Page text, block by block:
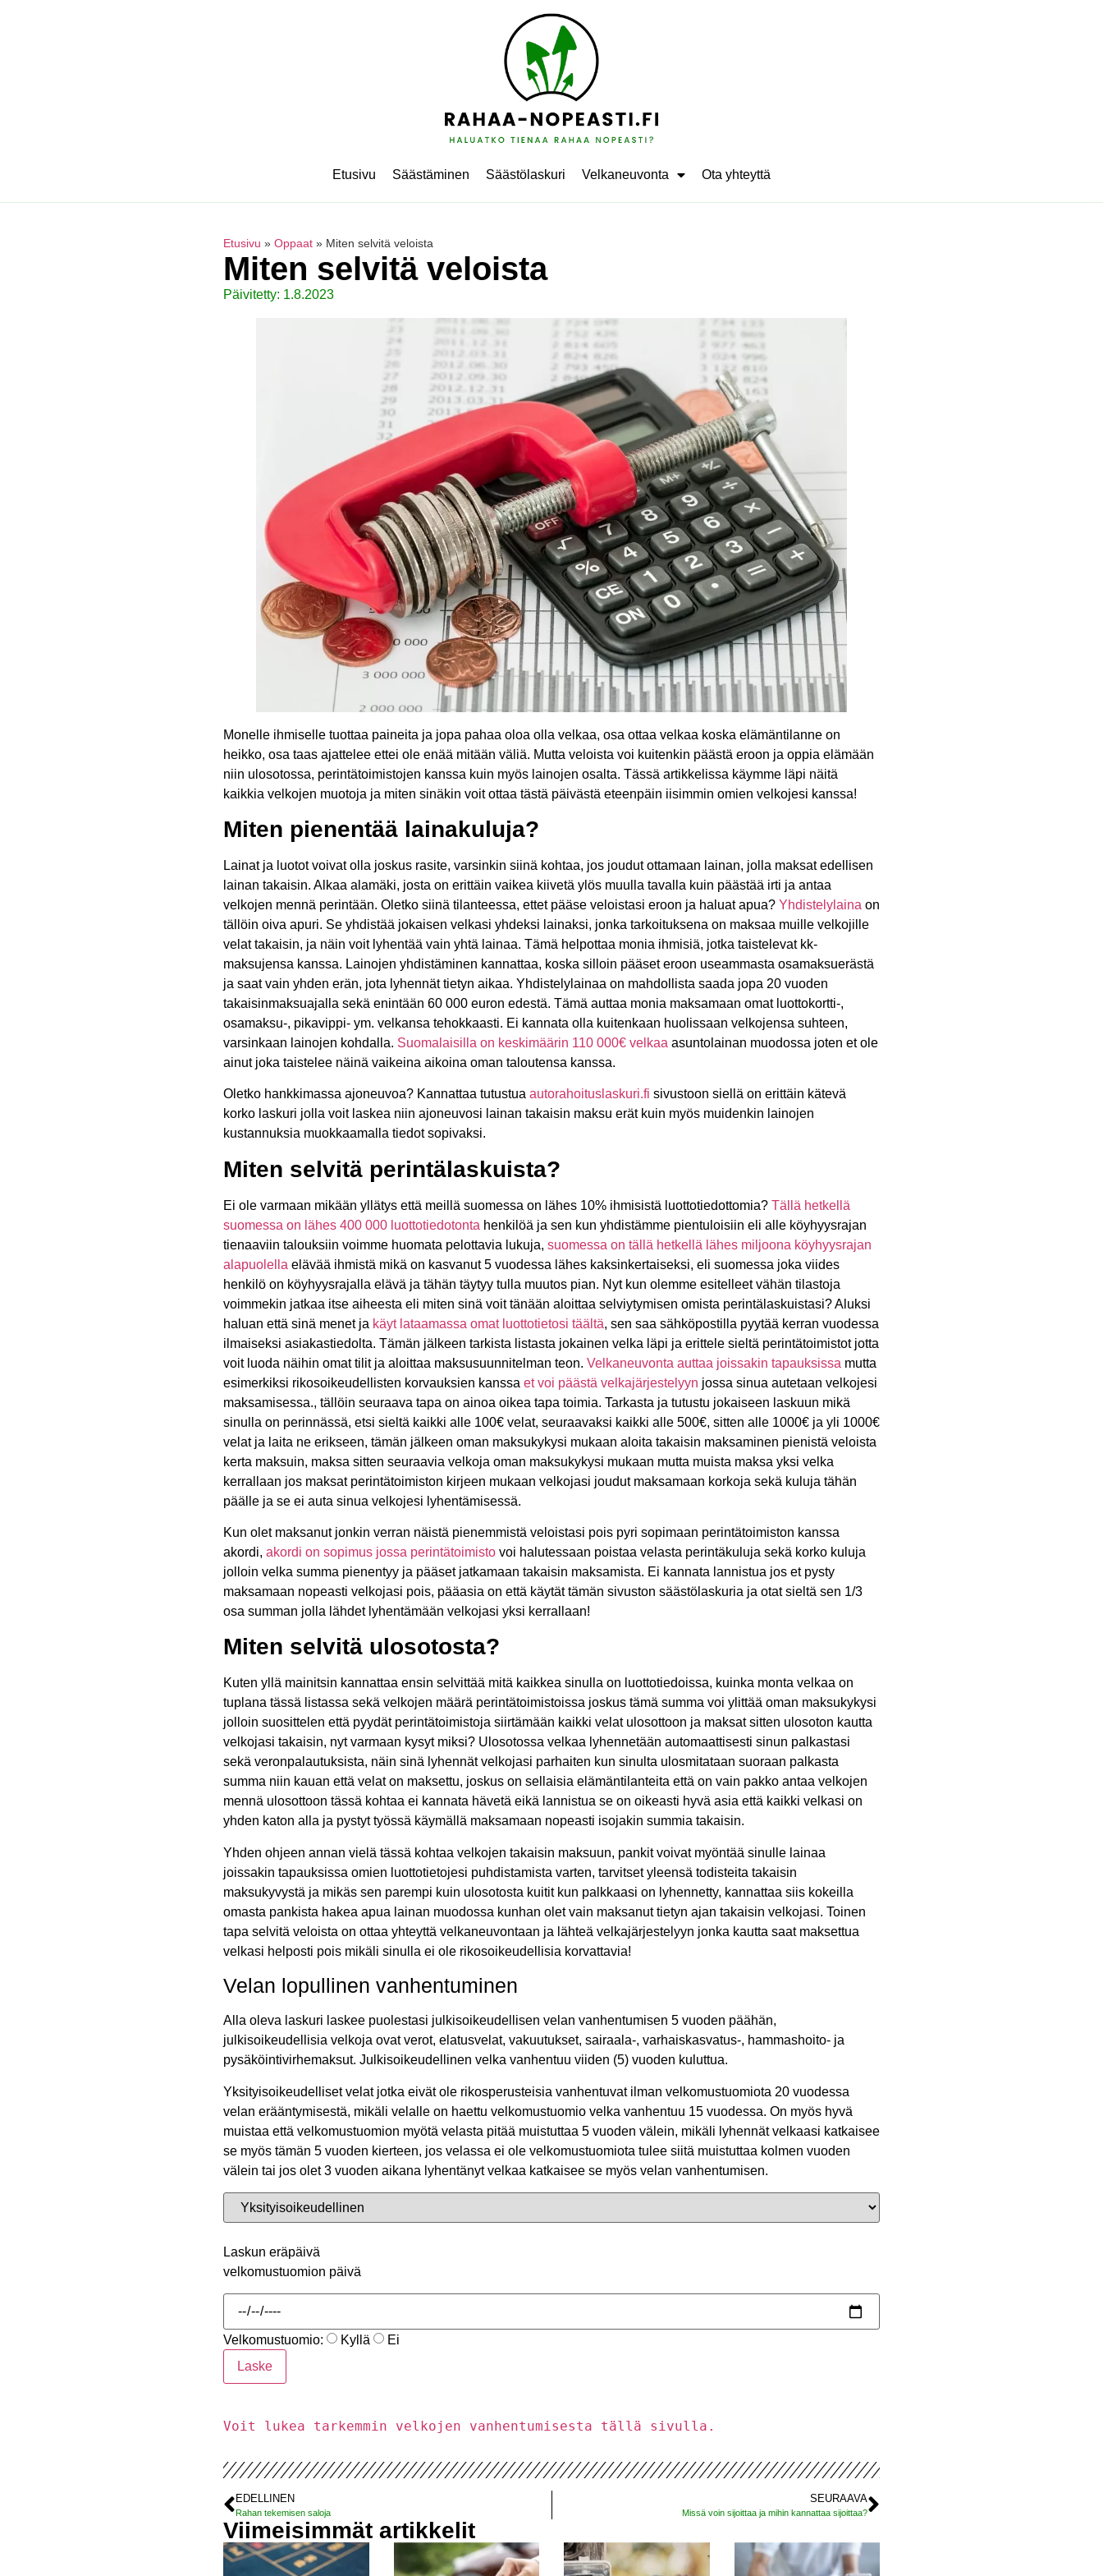
Etusivu Säästäminen Säästölaskuri Velkaneuvonta Ota yhteyttä
Etusivu » Oppaat » Miten selvitä veloista
Miten selvitä veloista
Päivitetty: 1.8.2023
Monelle ihmiselle tuottaa paineita ja jopa pahaa oloa olla velkaa, osa ottaa velkaa koska elämäntilanne on
heikko, osa taas ajattelee ettei ole enää mitään väliä. Mutta veloista voi kuitenkin päästä eroon ja oppia elämään
niin ulosotossa, perintätoimistojen kanssa kuin myös lainojen osalta. Tässä artikkelissa käymme läpi näitä
kaikkia velkojen muotoja ja miten sinäkin voit ottaa tästä päivästä eteenpäin iisimmin omien velkojesi kanssa!
Miten pienentää lainakuluja?
Lainat ja luotot voivat olla joskus rasite, varsinkin siinä kohtaa, jos joudut ottamaan lainan, jolla maksat edellisen
lainan takaisin. Alkaa alamäki, josta on erittäin vaikea kiivetä ylös muulla tavalla kuin päästää irti ja antaa
velkojen mennä perintään. Oletko siinä tilanteessa, ettet pääse veloistasi eroon ja haluat apua? Yhdistelylaina on
tällöin oiva apuri. Se yhdistää jokaisen velkasi yhdeksi lainaksi, jonka tarkoituksena on maksaa muille velkojille
velat takaisin, ja näin voit lyhentää vain yhtä lainaa. Tämä helpottaa monia ihmisiä, jotka taistelevat kk-
maksujensa kanssa. Lainojen yhdistäminen kannattaa, koska silloin pääset eroon useammasta osamaksuerästä
ja saat vain yhden erän, jota lyhennät tietyn aikaa. Yhdistelylainaa on mahdollista saada jopa 20 vuoden
takaisinmaksuajalla sekä enintään 60 000 euron edestä. Tämä auttaa monia maksamaan omat luottokortti-,
osamaksu-, pikavippi- ym. velkansa tehokkaasti. Ei kannata olla kuitenkaan huolissaan velkojensa suhteen,
varsinkaan lainojen kohdalla. Suomalaisilla on keskimäärin 110 000€ velkaa asuntolainan muodossa joten et ole
ainut joka taistelee näinä vaikeina aikoina oman taloutensa kanssa.
Oletko hankkimassa ajoneuvoa? Kannattaa tutustua autorahoituslaskuri.fi sivustoon siellä on erittäin kätevä
korko laskuri jolla voit laskea niin ajoneuvosi lainan takaisin maksu erät kuin myös muidenkin lainojen
kustannuksia muokkaamalla tiedot sopivaksi.
Miten selvitä perintälaskuista?
Ei ole varmaan mikään yllätys että meillä suomessa on lähes 10% ihmisistä luottotiedottomia? Tällä hetkellä
suomessa on lähes 400 000 luottotiedotonta henkilöä ja sen kun yhdistämme pientuloisiin eli alle köyhyysrajan
tienaaviin talouksiin voimme huomata pelottavia lukuja, suomessa on tällä hetkellä lähes miljoona köyhyysrajan
alapuolella elävää ihmistä mikä on kasvanut 5 vuodessa lähes kaksinkertaiseksi, eli suomessa joka viides
henkilö on köyhyysrajalla elävä ja tähän täytyy tulla muutos pian. Nyt kun olemme esitelleet vähän tilastoja
voimmekin jatkaa itse aiheesta eli miten sinä voit tänään aloittaa selviytymisen omista perintälaskuistasi? Aluksi
haluan että sinä menet ja käyt lataamassa omat luottotietosi täältä, sen saa sähköpostilla pyytää kerran vuodessa
ilmaiseksi asiakastiedolta. Tämän jälkeen tarkista listasta jokainen velka läpi ja erittele sieltä perintätoimistot jotta
voit luoda näihin omat tilit ja aloittaa maksusuunnitelman teon. Velkaneuvonta auttaa joissakin tapauksissa mutta
esimerkiksi rikosoikeudellisten korvauksien kanssa et voi päästä velkajärjestelyyn jossa sinua autetaan velkojesi
maksamisessa., tällöin seuraava tapa on ainoa oikea tapa toimia. Tarkasta ja tutustu jokaiseen laskuun mikä
sinulla on perinnässä, etsi sieltä kaikki alle 100€ velat, seuraavaksi kaikki alle 500€, sitten alle 1000€ ja yli 1000€
velat ja laita ne erikseen, tämän jälkeen oman maksukykysi mukaan aloita takaisin maksaminen pienistä veloista
kerta maksuin, maksa sitten seuraavia velkoja oman maksukykysi mukaan mutta muista maksa yksi velka
kerrallaan jos maksat perintätoimiston kirjeen mukaan velkojasi joudut maksamaan korkoja sekä kuluja tähän
päälle ja se ei auta sinua velkojesi lyhentämisessä.
Kun olet maksanut jonkin verran näistä pienemmistä veloistasi pois pyri sopimaan perintätoimiston kanssa
akordi, akordi on sopimus jossa perintätoimisto voi halutessaan poistaa velasta perintäkuluja sekä korko kuluja
jolloin velka summa pienentyy ja pääset jatkamaan takaisin maksamista. Ei kannata lannistua jos et pysty
maksamaan nopeasti velkojasi pois, pääasia on että käytät tämän sivuston säästölaskuria ja otat sieltä sen 1/3
osa summan jolla lähdet lyhentämään velkojasi yksi kerrallaan!
Miten selvitä ulosotosta?
Kuten yllä mainitsin kannattaa ensin selvittää mitä kaikkea sinulla on luottotiedoissa, kuinka monta velkaa on
tuplana tässä listassa sekä velkojen määrä perintätoimistoissa joskus tämä summa voi ylittää oman maksukykysi
jolloin suosittelen että pyydät perintätoimistoja siirtämään kaikki velat ulosottoon ja maksat sitten ulosoton kautta
velkojasi takaisin, nyt varmaan kysyt miksi? Ulosotossa velkaa lyhennetään automaattisesti sinun palkastasi
sekä veronpalautuksista, näin sinä lyhennät velkojasi parhaiten kun sinulta ulosmitataan suoraan palkasta
summa niin kauan että velat on maksettu, joskus on sellaisia elämäntilanteita että on vain pakko antaa velkojen
mennä ulosottoon tässä kohtaa ei kannata hävetä eikä lannistua se on oikeasti hyvä asia että kaikki velkasi on
yhden katon alla ja pystyt työssä käymällä maksamaan nopeasti isojakin summia takaisin.
Yhden ohjeen annan vielä tässä kohtaa velkojen takaisin maksuun, pankit voivat myöntää sinulle lainaa
joissakin tapauksissa omien luottotietojesi puhdistamista varten, tarvitset yleensä todisteita takaisin
maksukyvystä ja mikäs sen parempi kuin ulosotosta kuitit kun palkkaasi on lyhennetty, kannattaa siis kokeilla
omasta pankista hakea apua lainan muodossa kunhan olet vain maksanut tietyn ajan takaisin velkojasi. Toinen
tapa selvitä veloista on ottaa yhteyttä velkaneuvontaan ja lähteä velkajärjestelyyn jonka kautta saat maksettua
velkasi helposti pois mikäli sinulla ei ole rikosoikeudellisia korvattavia!
Velan lopullinen vanhentuminen
Alla oleva laskuri laskee puolestasi julkisoikeudellisen velan vanhentumisen 5 vuoden päähän,
julkisoikeudellisia velkoja ovat verot, elatusvelat, vakuutukset, sairaala-, varhaiskasvatus-, hammashoito- ja
pysäköintivirhemaksut. Julkisoikeudellinen velka vanhentuu viiden (5) vuoden kuluttua.
Yksityisoikeudelliset velat jotka eivät ole rikosperusteisia vanhentuvat ilman velkomustuomiota 20 vuodessa
velan erääntymisestä, mikäli velalle on haettu velkomustuomio velka vanhentuu 15 vuodessa. On myös hyvä
muistaa että velkomustuomion myötä velasta pitää muistuttaa 5 vuoden välein, mikäli lyhennät velkaasi katkaisee
se myös tämän 5 vuoden kierteen, jos velassa ei ole velkomustuomiota tulee siitä muistuttaa kolmen vuoden
välein tai jos olet 3 vuoden aikana lyhentänyt velkaa katkaisee se myös velan vanhentumisen.
Laskun eräpäivä
velkomustuomion päivä
Velkomustuomio: Kyllä
Ei
Laske
Voit lukea tarkemmin velkojen vanhentumisesta tällä sivulla.
EDELLINEN
Rahan tekemisen saloja
SEURAAVA
Missä voin sijoittaa ja mihin kannattaa sijoittaa?
Viimeisimmät artikkelit